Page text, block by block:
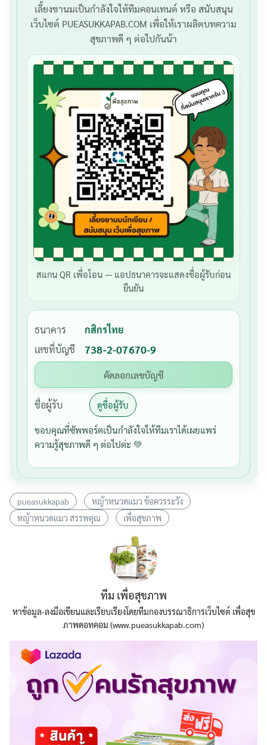
เลี้ยงชานมเป็นกำลังใจให้ทีมคอนเทนต์ หรือ สนับสนุน
เว็บไซต์ PUEASUKKAPAB.COM เพื่อให้เราผลิตบทความ
สุขภาพดี ๆ ต่อไปกันน้า
สแกน QR เพื่อโอน — แอปธนาคารจะแสดงชื่อผู้รับก่อน
ยืนยัน
ธนาคาร
กสิกรไทย
เลขที่บัญชี
738-2-07670-9
คัดลอกเลขบัญชี
ชื่อผู้รับ ดูชื่อผู้รับ
ขอบคุณที่ซัพพอร์ตเป็นกำลังใจให้ทีมเราได้เผยแพร่
ความรู้สุขภาพดี ๆ ต่อไปค่ะ 💚
pueasukkapab
หญ้าหนวดแมว ข้อควรระวัง
หญ้าหนวดแมว สรรพคุณ
เพื่อสุขภาพ
ทีม เพื่อสุขภาพ
หาข้อมูล-ลงมือเขียนและเรียบเรียงโดยทีมกองบรรณาธิการเว็บไซต์ เพื่อสุข
ภาพดอทคอม (www.pueasukkapab.com)